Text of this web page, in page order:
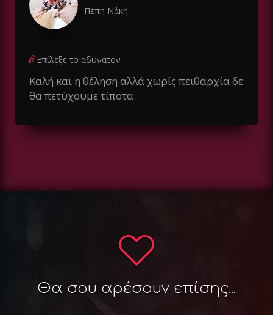
Πέπη Νάκη
Επίλεξε το αδύνατον
Καλή και η θέληση αλλά χωρίς πειθαρχία δε
θα πετύχουμε τίποτα
Θα σου αρέσουν επίσης...